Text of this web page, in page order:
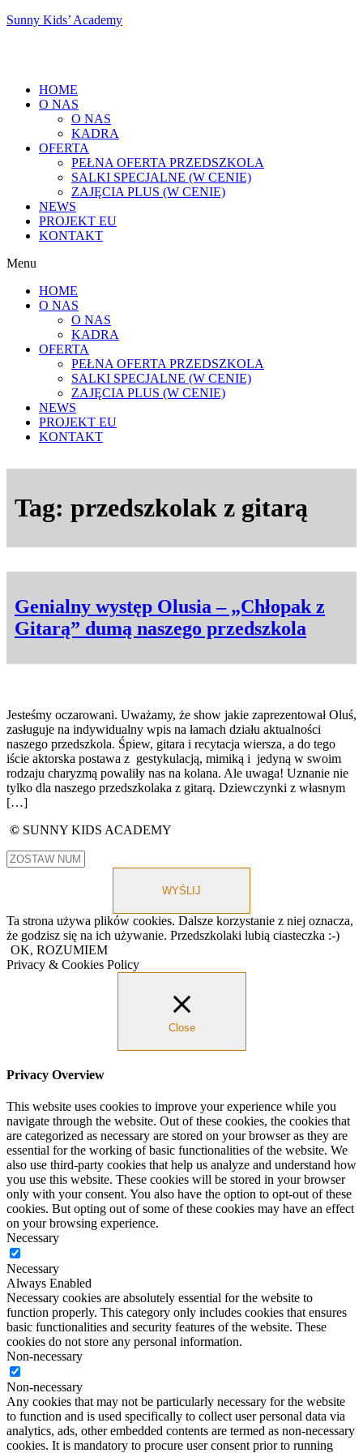
Sunny Kids’ Academy
HOME
O NAS
O NAS
KADRA
OFERTA
PEŁNA OFERTA PRZEDSZKOLA
SALKI SPECJALNE (W CENIE)
ZAJĘCIA PLUS (W CENIE)
NEWS
PROJEKT EU
KONTAKT
Menu
HOME
O NAS
O NAS
KADRA
OFERTA
PEŁNA OFERTA PRZEDSZKOLA
SALKI SPECJALNE (W CENIE)
ZAJĘCIA PLUS (W CENIE)
NEWS
PROJEKT EU
KONTAKT
Tag: przedszkolak z gitarą
Genialny występ Olusia – „Chłopak z
Gitarą” dumą naszego przedszkola
Jesteśmy oczarowani. Uważamy, że show jakie zaprezentował Oluś,
zasługuje na indywidualny wpis na łamach działu aktualności
naszego przedszkola. Śpiew, gitara i recytacja wiersza, a do tego
iście aktorska postawa z gestykulacją, mimiką i jedyną w swoim
rodzaju charyzmą powaliły nas na kolana. Ale uwaga! Uznanie nie
tylko dla naszego przedszkolaka z gitarą. Dziewczynki z własnym
[…]
© SUNNY KIDS ACADEMY
WYŚLIJ
Ta strona używa plików cookies. Dalsze korzystanie z niej oznacza,
że godzisz się na ich używanie. Przedszkolaki lubią ciasteczka :-)
OK, ROZUMIEM
Privacy & Cookies Policy
Close
Privacy Overview
This website uses cookies to improve your experience while you
navigate through the website. Out of these cookies, the cookies that
are categorized as necessary are stored on your browser as they are
essential for the working of basic functionalities of the website. We
also use third-party cookies that help us analyze and understand how
you use this website. These cookies will be stored in your browser
only with your consent. You also have the option to opt-out of these
cookies. But opting out of some of these cookies may have an effect
on your browsing experience.
Necessary
Necessary
Always Enabled
Necessary cookies are absolutely essential for the website to
function properly. This category only includes cookies that ensures
basic functionalities and security features of the website. These
cookies do not store any personal information.
Non-necessary
Non-necessary
Any cookies that may not be particularly necessary for the website
to function and is used specifically to collect user personal data via
analytics, ads, other embedded contents are termed as non-necessary
cookies. It is mandatory to procure user consent prior to running